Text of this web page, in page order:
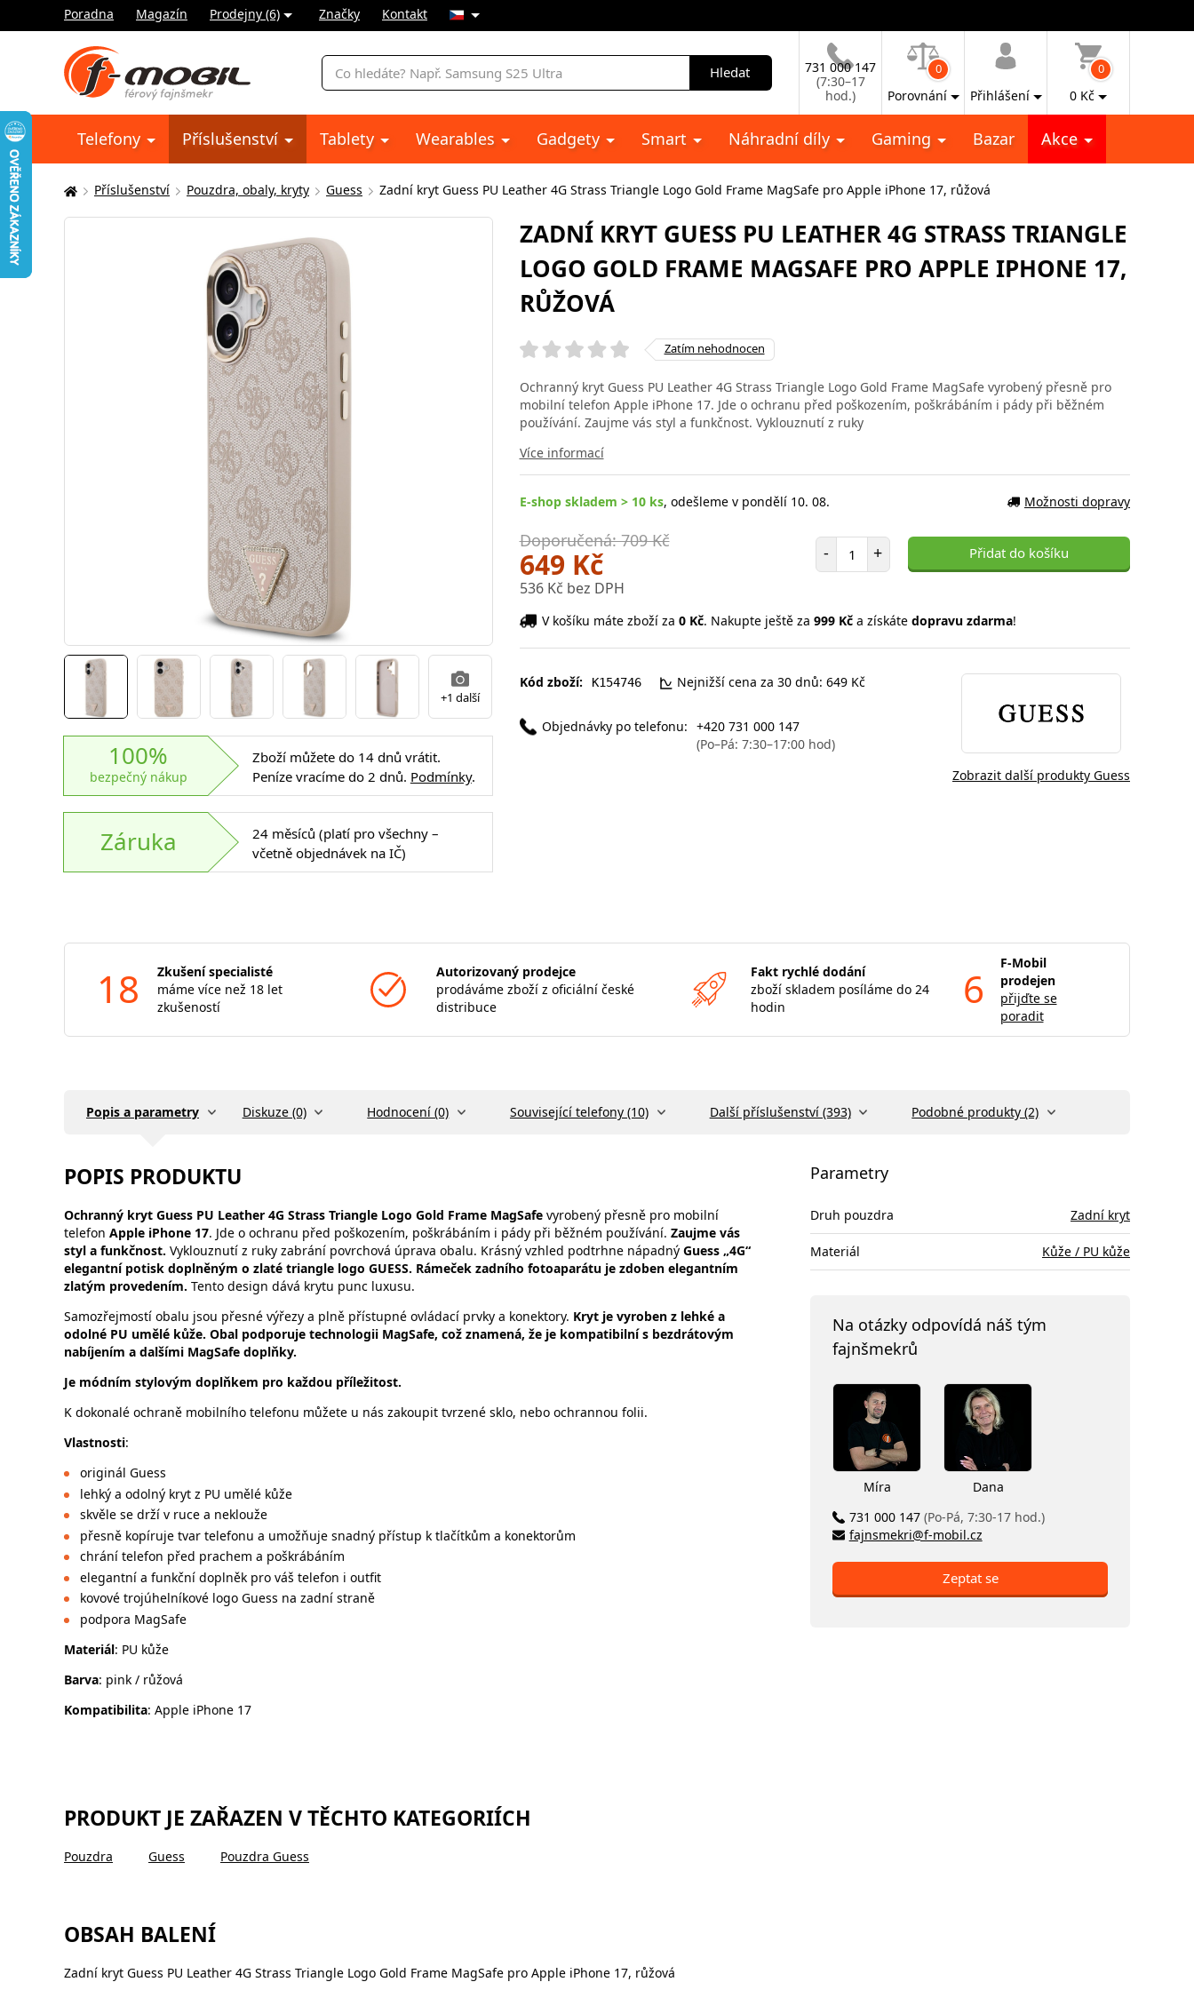
Poradna Magazín Prodejny (6) Značky Kontakt
Vyhledávání
Hledat
731 000 147
(7:30–17
hod.)
0
Porovnání Přihlášení
0
0 Kč
Telefony Příslušenství Tablety Wearables Gadgety Smart Náhradní díly Gaming Bazar Akce
Zde
se
Příslušenství Pouzdra, obaly, kryty Guess Zadní kryt Guess PU Leather 4G Strass Triangle Logo Gold Frame MagSafe pro Apple iPhone 17, růžová
+1 další
100%
bezpečný nákup
Zboží můžete do 14 dnů vrátit.
Peníze vracíme do 2 dnů. Podmínky.
Záruka
24 měsíců (platí pro všechny –
včetně objednávek na IČ)
ZADNÍ KRYT GUESS PU LEATHER 4G STRASS TRIANGLE
LOGO GOLD FRAME MAGSAFE PRO APPLE IPHONE 17,
RŮŽOVÁ
Zatím nehodnocen
Ochranný kryt Guess PU Leather 4G Strass Triangle Logo Gold Frame MagSafe vyrobený přesně pro
mobilní telefon Apple iPhone 17. Jde o ochranu před poškozením, poškrábáním i pády při běžném
používání. Zaujme vás styl a funkčnost. Vyklouznutí z ruky
Více informací
E-shop skladem > 10 ks, odešleme v pondělí 10. 08. Možnosti dopravy
Doporučená: 709 Kč
649 Kč
536 Kč bez DPH
- Počet položek
+ Přidat do košíku
V košíku máte zboží za 0 Kč. Nakupte ještě za 999 Kča získáte dopravu zdarma!
Kód zboží: K154746 Nejnižší cena za 30 dnů: 649 Kč
Objednávky po telefonu: +420 731 000 147
(Po–Pá: 7:30–17:00 hod)
Zobrazit další produkty Guess
18
Zkušení specialisté
máme více než 18 let
zkušeností
Autorizovaný prodejce
prodáváme zboží z oficiální české
distribuce
Fakt rychlé dodání
zboží skladem posíláme do 24
hodin
6
F-Mobil
prodejen
přijďte se
poradit
Popis a parametry Diskuze (0) Hodnocení (0) Související telefony (10) Další příslušenství (393) Podobné produkty (2)
POPIS PRODUKTU
Ochranný kryt Guess PU Leather 4G Strass Triangle Logo Gold Frame MagSafe vyrobený přesně pro mobilní
telefon Apple iPhone 17. Jde o ochranu před poškozením, poškrábáním i pády při běžném používání. Zaujme vás
styl a funkčnost. Vyklouznutí z ruky zabrání povrchová úprava obalu. Krásný vzhled podtrhne nápadný Guess „4G“
elegantní potisk doplněným o zlaté triangle logo GUESS. Rámeček zadního fotoaparátu je zdoben elegantním
zlatým provedením. Tento design dává krytu punc luxusu.
Samozřejmostí obalu jsou přesné výřezy a plně přístupné ovládací prvky a konektory. Kryt je vyroben z lehké a
odolné PU umělé kůže. Obal podporuje technologii MagSafe, což znamená, že je kompatibilní s bezdrátovým
nabíjením a dalšími MagSafe doplňky.
Je módním stylovým doplňkem pro každou příležitost.
K dokonalé ochraně mobilního telefonu můžete u nás zakoupit tvrzené sklo, nebo ochrannou folii.
Vlastnosti:
originál Guess
lehký a odolný kryt z PU umělé kůže
skvěle se drží v ruce a neklouže
přesně kopíruje tvar telefonu a umožňuje snadný přístup k tlačítkům a konektorům
chrání telefon před prachem a poškrábáním
elegantní a funkční doplněk pro váš telefon i outfit
kovové trojúhelníkové logo Guess na zadní straně
podpora MagSafe
Materiál: PU kůže
Barva: pink / růžová
Kompatibilita: Apple iPhone 17
PRODUKT JE ZAŘAZEN V TĚCHTO KATEGORIÍCH
Pouzdra Guess Pouzdra Guess
OBSAH BALENÍ
Zadní kryt Guess PU Leather 4G Strass Triangle Logo Gold Frame MagSafe pro Apple iPhone 17, růžová
Parametry
Druh pouzdra Zadní kryt
Materiál Kůže / PU kůže
Na otázky odpovídá náš tým
fajnšmekrů
Míra
Dana
731 000 147 (Po-Pá, 7:30-17 hod.)
fajnsmekri@f-mobil.cz
Zeptat se